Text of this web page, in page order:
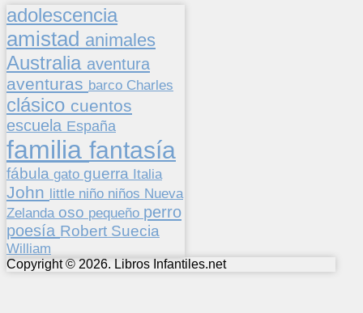
adolescencia
amistad animales
Australia aventura
aventuras barco Charles
clásico cuentos
escuela España
familia fantasía
fábula gato guerra Italia
John little niño niños Nueva
Zelanda oso pequeño perro
poesía Robert Suecia
William
Copyright © 2026. Libros Infantiles.net